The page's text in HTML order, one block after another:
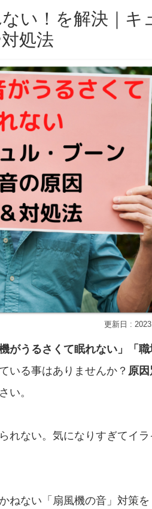
い！を解決｜キ
処法
機がうるさくて眠れない」「
いる事はありませんか？ 原
い。
れない。気になりすぎてイ
ねない「扇風機の音」対策を